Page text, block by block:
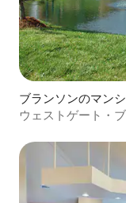
ブランソンのマン
ウェストゲート・